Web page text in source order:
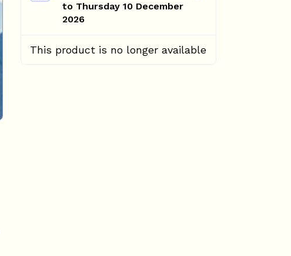
to Thursday 10 December
2026
This product is no longer available